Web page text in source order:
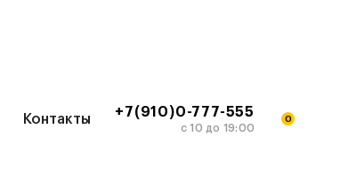
Контакты +7(910)0-777-555
c 10 до 19:00
0